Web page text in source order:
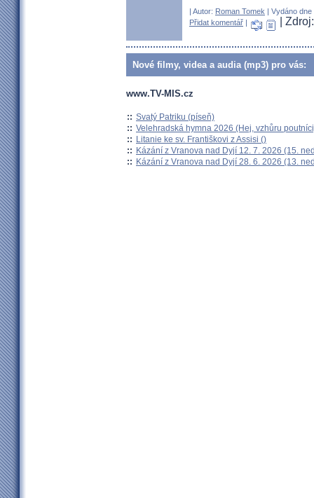
| Autor: Roman Tomek | Vydáno
Přidat komentář | |
Nové filmy, videa a audia (mp3) pro vás:
www.TV-MIS.cz
:: Svatý Patriku (píseň)
:: Velehradská hymna 2026 (Hej, vzhůru
:: Litanie ke sv. Františkovi z Assisi ()
:: Kázání z Vranova nad Dyjí 12. 7. 2026 (15.
:: Kázání z Vranova nad Dyjí 28. 6. 2026 (13.